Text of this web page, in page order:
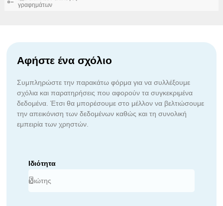
γραφημάτων
Αφήστε ένα σχόλιο
Συμπληρώστε την παρακάτω φόρμα για να συλλέξουμε
σχόλια και παρατηρήσεις που αφορούν τα συγκεκριμένα
δεδομένα. Έτσι θα μπορέσουμε στο μέλλον να βελτιώσουμε
την απεικόνιση των δεδομένων καθώς και τη συνολική
εμπειρία των χρηστών.
Ιδιότητα